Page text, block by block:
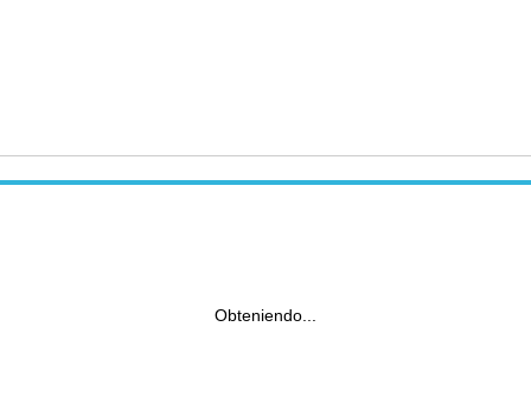
Obteniendo...